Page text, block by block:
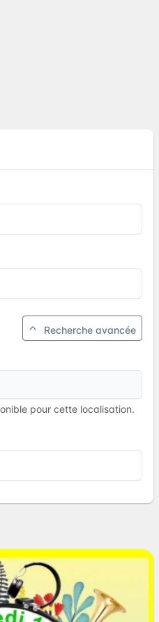
Recherche avancée
pour cette localisation.